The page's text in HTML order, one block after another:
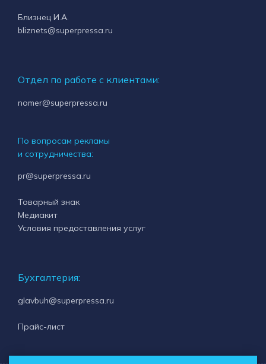
Близнец И.А.
bliznets@superpressa.ru
Отдел по работе с клиентами:
nomer@superpressa.ru
По вопросам рекламы
и сотрудничества:
pr@superpressa.ru
Товарный знак
Медиакит
Условия предоставления услуг
Бухгалтерия:
glavbuh@superpressa.ru
Прайс-лист